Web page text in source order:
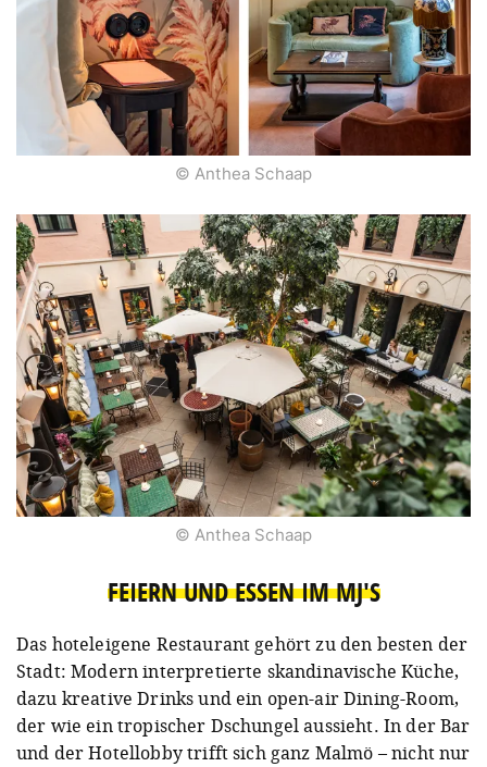
© Anthea Schaap
© Anthea Schaap
FEIERN UND ESSEN IM MJ'S
Das hoteleigene Restaurant gehört zu den besten der
Stadt: Modern interpretierte skandinavische Küche,
dazu kreative Drinks und ein open-air Dining-Room,
der wie ein tropischer Dschungel aussieht. In der Bar
und der Hotellobby trifft sich ganz Malmö – nicht nur